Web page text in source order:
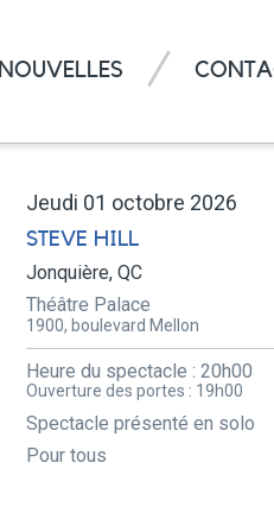
NOUVELLES
Jeudi 01 octobre 2026
STEVE HILL
Jonquière, QC
Théâtre Palace
1900, boulevard Mellon
Heure du spectacle : 20h00
Ouverture des portes : 19h00
Spectacle présenté en solo
Pour tous